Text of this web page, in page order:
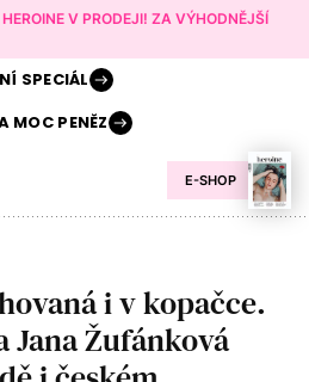
V PRODEJI! ZA VÝHODNĚJŠÍ
E-SHOP
SPECIÁL
MOC PENĚZ
i v kopačce.
Jana Žufánková